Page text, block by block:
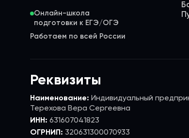
Онлайн-школа
Работаем по всей России
Реквизиты
Наименование: Индивидуальный
Терехова Вера Сергеевна
ИНН: 631607041823
ОГРНИП: 320631300070933